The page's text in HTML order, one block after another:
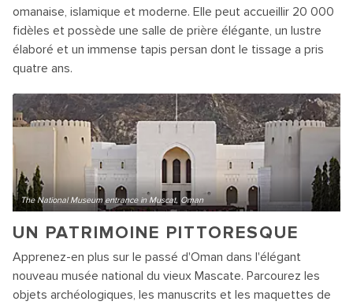
omanaise, islamique et moderne. Elle peut accueillir 20 000
fidèles et possède une salle de prière élégante, un lustre
élaboré et un immense tapis persan dont le tissage a pris
quatre ans.
The National Museum entrance in Muscat, Oman
UN PATRIMOINE PITTORESQUE
Apprenez-en plus sur le passé d'Oman dans l'élégant
nouveau musée national du vieux Mascate. Parcourez les
objets archéologiques, les manuscrits et les maquettes de